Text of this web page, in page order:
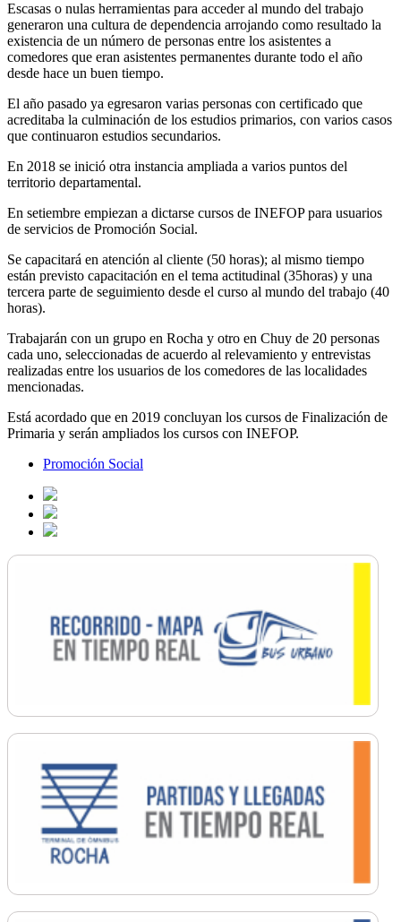
Escasas o nulas herramientas para acceder al mundo del trabajo
generaron una cultura de dependencia arrojando como resultado la
existencia de un número de personas entre los asistentes a
comedores que eran asistentes permanentes durante todo el año
desde hace un buen tiempo.
El año pasado ya egresaron varias personas con certificado que
acreditaba la culminación de los estudios primarios, con varios casos
que continuaron estudios secundarios.
En 2018 se inició otra instancia ampliada a varios puntos del
territorio departamental.
En setiembre empiezan a dictarse cursos de INEFOP para usuarios
de servicios de Promoción Social.
Se capacitará en atención al cliente (50 horas); al mismo tiempo
están previsto capacitación en el tema actitudinal (35horas) y una
tercera parte de seguimiento desde el curso al mundo del trabajo (40
horas).
Trabajarán con un grupo en Rocha y otro en Chuy de 20 personas
cada uno, seleccionadas de acuerdo al relevamiento y entrevistas
realizadas entre los usuarios de los comedores de las localidades
mencionadas.
Está acordado que en 2019 concluyan los cursos de Finalización de
Primaria y serán ampliados los cursos con INEFOP.
Promoción Social